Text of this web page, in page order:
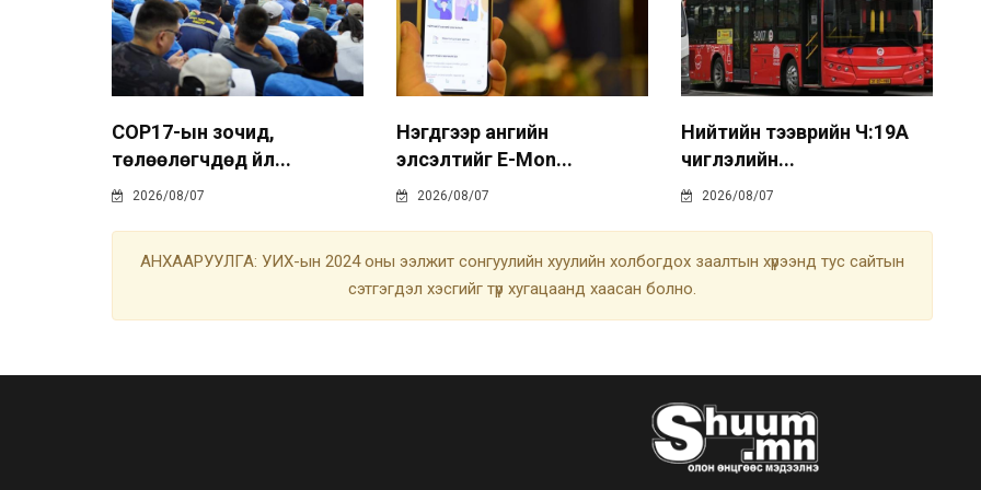
COP17-ын зочид,
төлөөлөгчдөд үйл...
2026/08/07
Нэгдүгээр ангийн
элсэлтийг E-Mon...
2026/08/07
Нийтийн тээврийн Ч:19А
чиглэлийн...
2026/08/07
АНХААРУУЛГА: УИХ-ын 2024 оны ээлжит сонгуулийн хуулийн холбогдох заалтын хүрээнд тус сайтын
сэтгэгдэл хэсгийг түр хугацаанд хаасан болно.